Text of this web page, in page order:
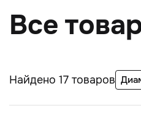
Все
Найдено 17 товаров